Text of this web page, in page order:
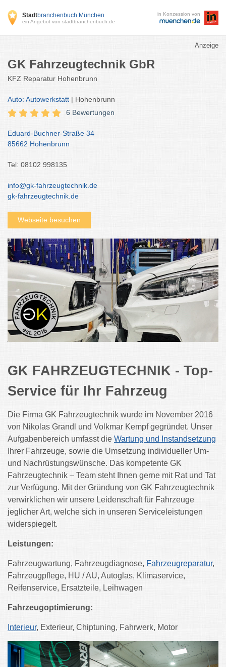
Stadtbranchenbuch München
ein Angebot von stadtbranchenbuch.de
in Konzession von
Anzeige
GK Fahrzeugtechnik GbR
KFZ Reparatur Hohenbrunn
Auto: Autowerkstatt | Hohenbrunn
6 Bewertungen
Eduard-Buchner-Straße 34
85662 Hohenbrunn
Tel: 08102 998135
info@gk-fahrzeugtechnik.de
gk-fahrzeugtechnik.de
Webseite besuchen
GK FAHRZEUGTECHNIK - Top-
Service für Ihr Fahrzeug
Die Firma GK Fahrzeugtechnik wurde im November 2016
von Nikolas Grandl und Volkmar Kempf gegründet. Unser
Aufgabenbereich umfasst die Wartung und Instandsetzung
Ihrer Fahrzeuge, sowie die Umsetzung individueller Um-
und Nachrüstungswünsche. Das kompetente GK
Fahrzeugtechnik – Team steht Ihnen gerne mit Rat und Tat
zur Verfügung. Mit der Gründung von GK Fahrzeugtechnik
verwirklichen wir unsere Leidenschaft für Fahrzeuge
jeglicher Art, welche sich in unseren Serviceleistungen
widerspiegelt.
Leistungen:
Fahrzeugwartung, Fahrzeugdiagnose, Fahrzeugreparatur,
Fahrzeugpflege, HU / AU, Autoglas, Klimaservice,
Reifenservice, Ersatzteile, Leihwagen
Fahrzeugoptimierung:
Interieur, Exterieur, Chiptuning, Fahrwerk, Motor